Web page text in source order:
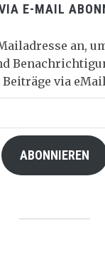
E-MAIL
an,
Beiträge via
ABONNIEREN